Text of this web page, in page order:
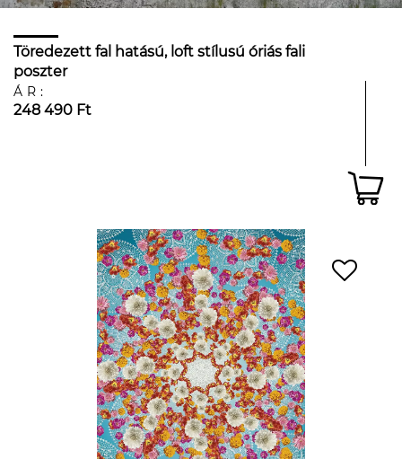
Töredezett fal hatású, loft stílusú óriás fali
poszter
ÁR:
248 490 Ft